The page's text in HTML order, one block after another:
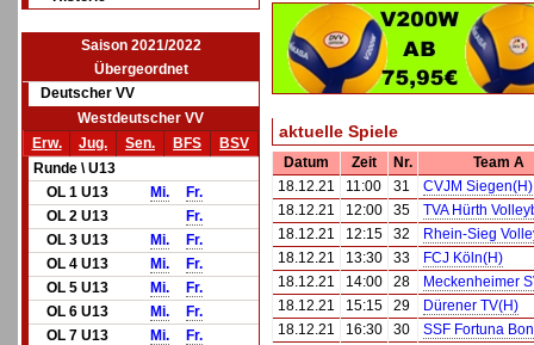
Saison 2021/2022
Übergeordnet
Deutscher VV
Westdeutscher VV
Erw.
Jug. Sen. BFS
BSV
Runde \ U13
OL 1 U13
Mi.
Fr.
OL 2 U13
Fr.
OL 3 U13
Mi.
Fr.
OL 4 U13
Mi.
Fr.
OL 5 U13
Mi.
Fr.
OL 6 U13
Mi.
Fr.
OL 7 U13
Mi.
Fr.
aktuelle Spiele
Datum Zeit Nr.
Team A
18.12.21
11:00 31
CVJM Siegen(H)
18.12.21
12:00 35
TVA Hürth
18.12.21
12:15 32
Rhein-Sieg
18.12.21
13:30 33
FCJ Köln(H)
18.12.21
14:00 28
Meckenheimer
18.12.21
15:15 29
Dürener TV(H)
18.12.21
16:30 30 SSF Fortuna